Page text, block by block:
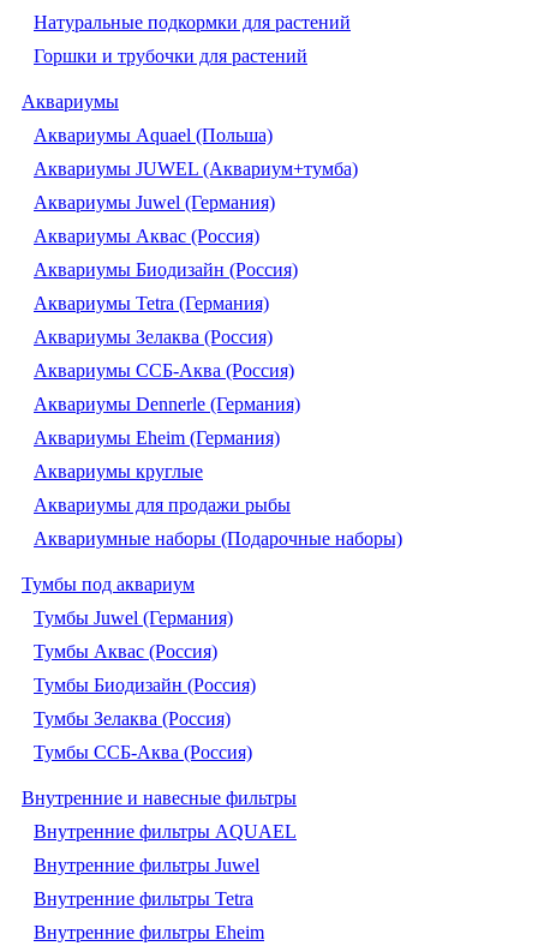
Натуральные подкормки для растений
Горшки и трубочки для растений
Аквариумы
Аквариумы Aquael (Польша)
Аквариумы JUWEL (Аквариум+тумба)
Аквариумы Juwel (Германия)
Аквариумы Аквас (Россия)
Аквариумы Биодизайн (Россия)
Аквариумы Tetra (Германия)
Аквариумы Зелаква (Россия)
Аквариумы ССБ-Аква (Россия)
Аквариумы Dennerle (Германия)
Аквариумы Eheim (Германия)
Аквариумы круглые
Аквариумы для продажи рыбы
Аквариумные наборы (Подарочные наборы)
Тумбы под аквариум
Тумбы Juwel (Германия)
Тумбы Аквас (Россия)
Тумбы Биодизайн (Россия)
Тумбы Зелаква (Россия)
Тумбы ССБ-Аква (Россия)
Внутренние и навесные фильтры
Внутренние фильтры AQUAEL
Внутренние фильтры Juwel
Внутренние фильтры Tetra
Внутренние фильтры Eheim